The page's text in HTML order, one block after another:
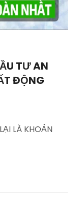
TƯ AN
ĐỘNG
LÀ KHOẢN